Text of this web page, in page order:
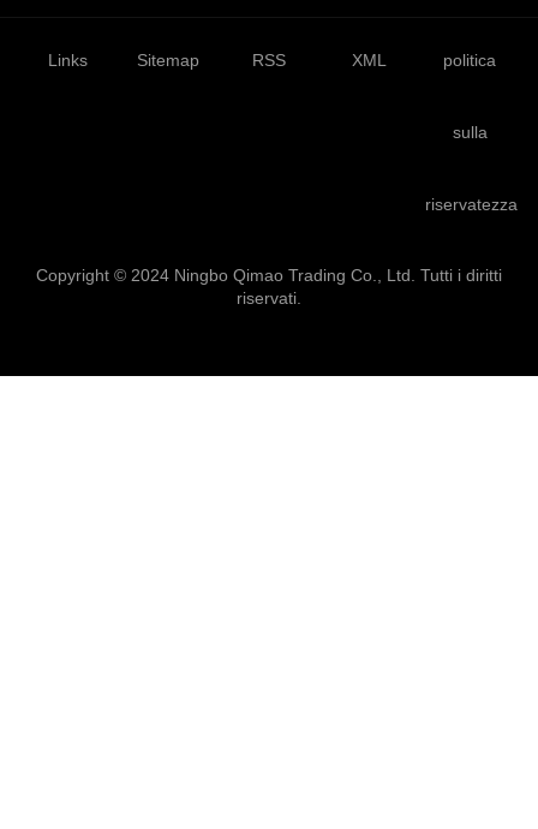
Links Sitemap RSS XML politica
sulla
riservatezza
Copyright © 2024 Ningbo Qimao Trading Co., Ltd. Tutti i diritti
riservati.